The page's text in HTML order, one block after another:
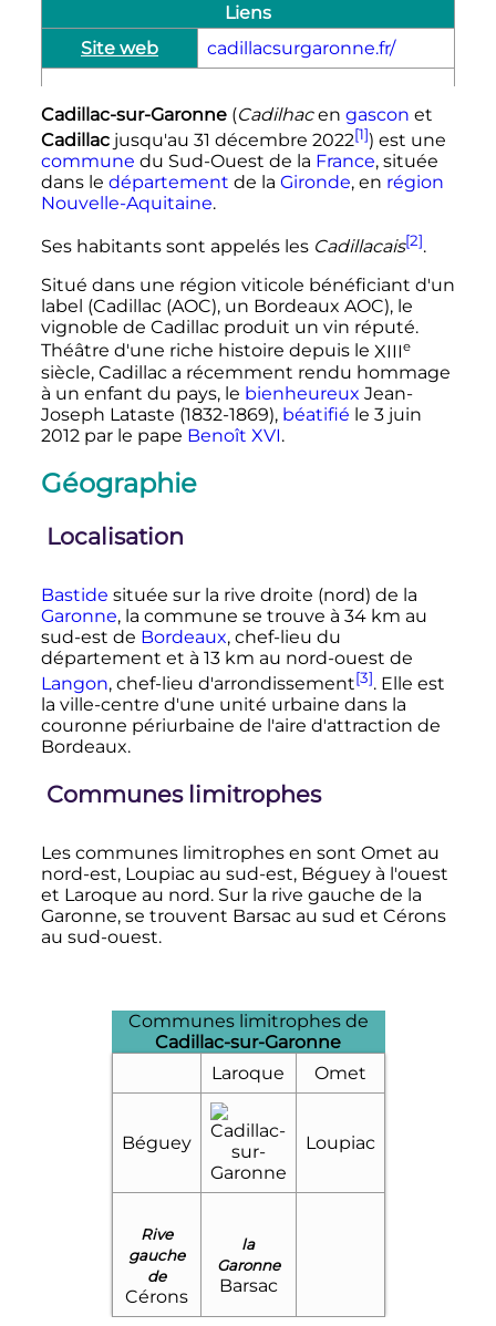
Liens
Site web
cadillacsurgaronne.fr/
Cadillac-sur-Garonne(Cadilhacen gascon et
Cadillacjusqu'au 31 décembre 2022[1]) est une
commune du Sud-Ouest de la France, située
dans le département de la Gironde, en région
Nouvelle-Aquitaine.
Ses habitants sont appelés les Cadillacais[2].
Situé dans une région viticole bénéficiant d'un
label (Cadillac (AOC), un Bordeaux AOC), le
vignoble de Cadillac produit un vin réputé.
Théâtre d'une riche histoire depuis le XIIIe
siècle, Cadillac a récemment rendu hommage
à un enfant du pays, le bienheureux Jean-
Joseph Lataste (1832-1869), béatifié le 3 juin
2012 par le pape Benoît XVI.
Géographie
Localisation
Bastide située sur la rive droite (nord) de la
Garonne, la commune se trouve à 34 km au
sud-est de Bordeaux, chef-lieu du
département et à 13 km au nord-ouest de
Langon, chef-lieu d'arrondissement[3]. Elle est
la ville-centre d'une unité urbaine dans la
couronne périurbaine de l'aire d'attraction de
Bordeaux.
Communes limitrophes
Les communes limitrophes en sont Omet au
nord-est, Loupiac au sud-est, Béguey à l'ouest
et Laroque au nord. Sur la rive gauche de la
Garonne, se trouvent Barsac au sud et Cérons
au sud-ouest.
Communes limitrophes de
Cadillac-sur-Garonne
Laroque
Omet
Béguey Loupiac
Rive
gauche
de
Cérons
la
Garonne
Barsac